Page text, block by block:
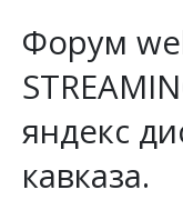
Форум
яндекс
кавказа.